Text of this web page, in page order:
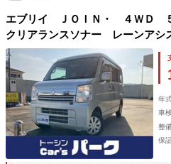
エブリイ ＪＯＩＮ・ ４ＷＤ
クリアランスソナー レーンア
ム ＨＩＤ キーレスエントリー
システム ＡＢＳ ＥＳＣ ＣＤ
年
車検
整
保